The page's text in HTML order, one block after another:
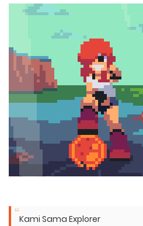
Kami Sama Explorer